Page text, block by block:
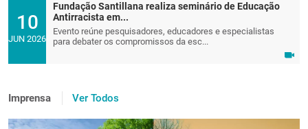
10
JUN 2026
Fundação Santillana realiza seminário de Educação
Antirracista em...
Evento reúne pesquisadores, educadores e especialistas
para debater os compromissos da esc...
Imprensa Ver Todos